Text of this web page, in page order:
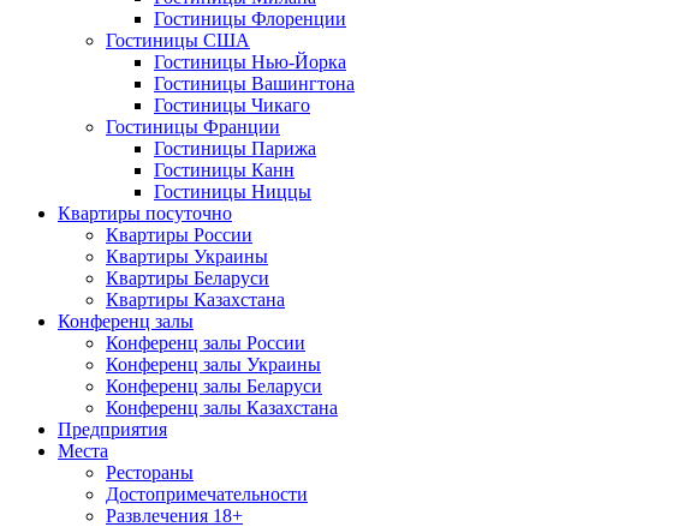
Гостиницы Флоренции
Гостиницы США
Гостиницы Нью-Йорка
Гостиницы Вашингтона
Гостиницы Чикаго
Гостиницы Франции
Гостиницы Парижа
Гостиницы Канн
Гостиницы Ниццы
Квартиры посуточно
Квартиры России
Квартиры Украины
Квартиры Беларуси
Квартиры Казахстана
Конференц залы
Конференц залы России
Конференц залы Украины
Конференц залы Беларуси
Конференц залы Казахстана
Предприятия
Места
Рестораны
Достопримечательности
Развлечения 18+